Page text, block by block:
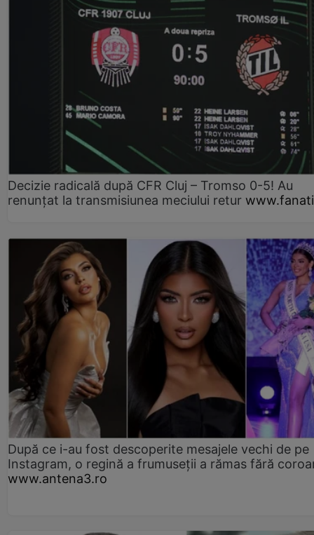
Decizie radicală după CFR Cluj – Tromso 0-5! Au
renunțat la transmisiunea meciului retur
După ce i-au fost descoperite mesajele vechi de pe
Instagram, o regină a frumuseții a rămas fără
www.antena3.ro